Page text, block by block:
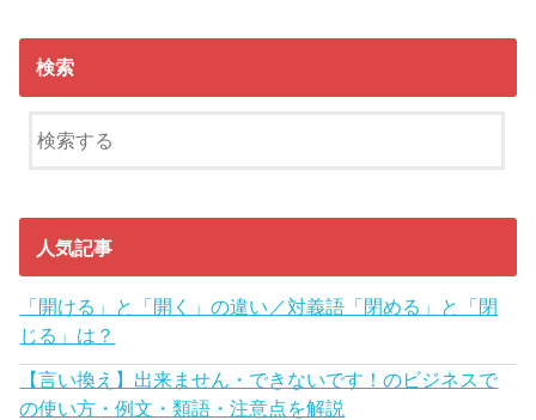
検索
人気記事
「開ける」と「開く」の違い／対義語「閉める」と「閉
じる」は？
【言い換え】出来ません・できないです！のビジネスで
の使い方・例文・類語・注意点を解説